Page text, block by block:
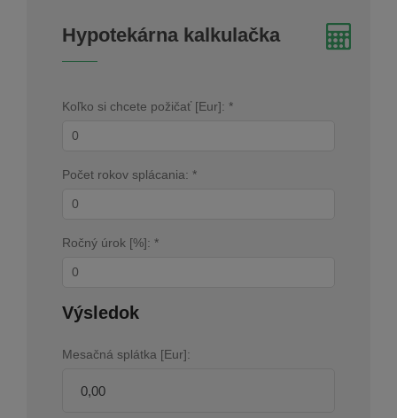
Hypotekárna kalkulačka
Koľko si chcete požičať [Eur]: *
Počet rokov splácania: *
Ročný úrok [%]: *
Výsledok
Mesačná splátka [Eur]: